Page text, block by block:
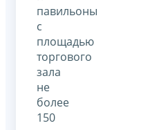
павильоны
с
площадью
торгового
зала
не
более
150